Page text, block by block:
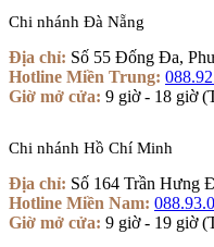
Chi nhánh Đà Nẵng
Địa chỉ: Số 55 Đống Đa,
Hotline Miền Trung:
Giờ mở cửa: 9 giờ - 18 giờ
Chi nhánh Hồ Chí Minh
Địa chỉ: Số 164 Trần Hưng
Hotline Miền Nam:
Giờ mở cửa: 9 giờ - 19 giờ